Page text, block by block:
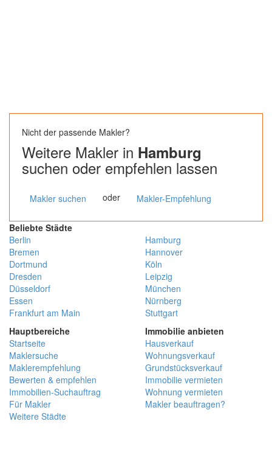
Nicht der passende Makler?
Weitere Makler in Hamburg
suchen oder empfehlen lassen
Makler suchen oder Makler-Empfehlung
Beliebte Städte
Berlin
Bremen
Dortmund
Dresden
Düsseldorf
Essen
Frankfurt am Main
Hamburg
Hannover
Köln
Leipzig
München
Nürnberg
Stuttgart
Hauptbereiche
Startseite
Maklersuche
Maklerempfehlung
Bewerten & empfehlen
Immobilien-Suchauftrag
Für Makler
Weitere Städte
Immobilie anbieten
Hausverkauf
Wohnungsverkauf
Grundstücksverkauf
Immobilie vermieten
Wohnung vermieten
Makler beauftragen?